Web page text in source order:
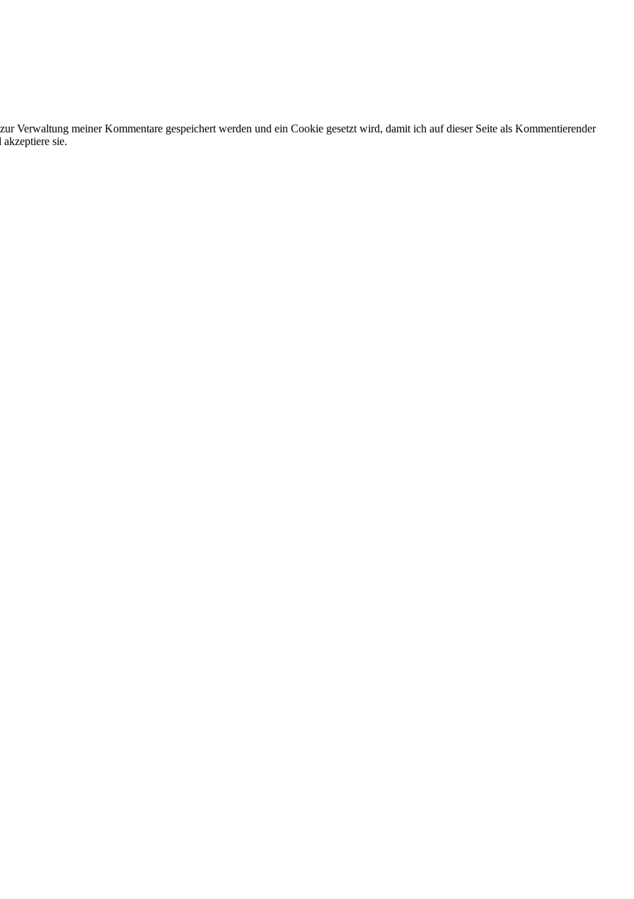
Verwaltung meiner Kommentare gespeichert werden und ein Cookie gesetzt wird, damit ich auf dieser Seite als Kommentierender
akzeptiere sie.